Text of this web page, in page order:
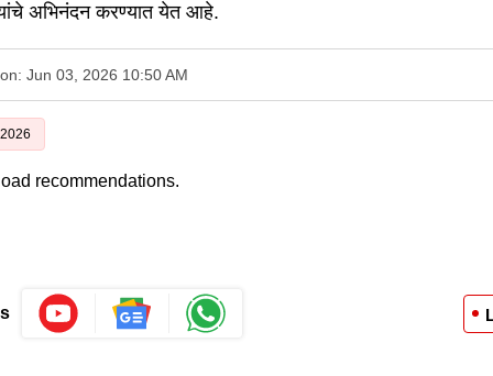
अभिनंदन करण्यात येत आहे.
Jun 03, 2026 10:50 AM
2026
recommendations.